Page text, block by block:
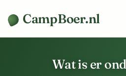
CampBoer.nl
Wat is er